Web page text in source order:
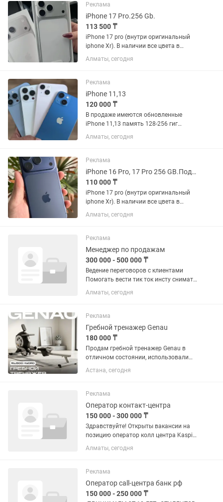
Рассрочка . Все функции в айфоне...
Реклама
iPhone 17 Pro.256 Gb.
113 500 ₸
iPhone 17 pro (внутри оригинальный
iphone Xr). В наличии все цвета в
линейке: черный титан, синий титан,
натуральный титан, белый титан.В
Аирподс Все функции в айфоне...
Алматы, сегодня
Реклама
iPhone 11,13
120 000 ₸
В продаже имеются обновленные
iPhone 11,13 память 128-256 гиг
.Новые.Запечатанные.Оригинал.С
Гарантией Имееться рассрочка Каспи
сумме. Доставка по Всему Казахстану...
Алматы, сегодня
Реклама
iPhone 16 Pro, 17 Pro 256 GB.Подарок Аирподс
110 000 ₸
iPhone 17 pro (внутри оригинальный
iphone Xr). В наличии все цвета в
линейке: черный титан, синий титан,
натуральный титан, белый титан. В
Аирподс Все функции в айфоне...
Алматы, сегодня
Реклама
Менеджер по продажам
300 000 - 500 000 ₸
Ведение переговоров с клиентами
Помогать вести тик ток инсту снимать
рилсы Обрабатывать каспи заказы
Переговоры с клиентами
работа...
Алматы, сегодня
Реклама
Гребной тренажер Genau
180 000 ₸
Продам гребной тренажер Genau в
отличном состоянии, использовали
пару месяцев ( цена на Каспие 239 890
Астана, сегодня
Реклама
Оператор контакт-центра
150 000 - 300 000 ₸
Здравствуйте! Открыты вакансии на
позицию оператор колл центра Kaspi
Bank УДАЛЁННО. .ПРИНИМАЕМ ОТ 18
ЛЕТ. .СТУДЕНТОВ И ЗАОЧНИКОВ НЕ
СЧЕТАХ НЕ ПРИНИМАЕМ. .С
МАКБУКОМ НЕ...
Алматы, сегодня
Реклама
Оператор call-центра банк рф
150 000 - 250 000 ₸